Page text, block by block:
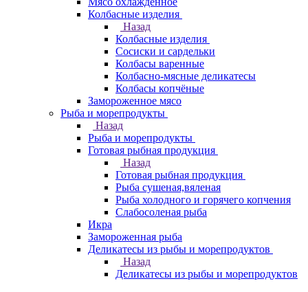
Колбасные изделия
Назад
Колбасные изделия
Сосиски и сардельки
Колбасы варенные
Колбасно-мясные деликатесы
Колбасы копчёные
Замороженное мясо
Рыба и морепродукты
Назад
Рыба и морепродукты
Готовая рыбная продукция
Назад
Готовая рыбная продукция
Рыба сушеная,вяленая
Рыба холодного и горячего копчения
Слабосоленая рыба
Икра
Замороженная рыба
Деликатесы из рыбы и морепродуктов
Назад
Деликатесы из рыбы и морепродуктов